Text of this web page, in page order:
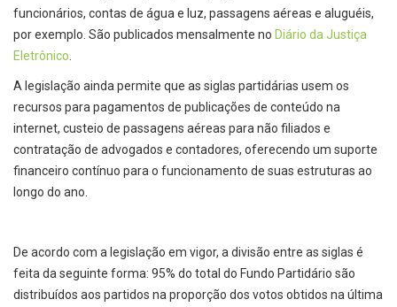
funcionários, contas de água e luz, passagens aéreas e aluguéis,
por exemplo. São publicados mensalmente no Diário da Justiça
Eletrônico
A legislação ainda permite que as siglas partidárias usem os
recursos para pagamentos de publicações de conteúdo na
internet, custeio de passagens aéreas para não filiados e
contratação de advogados e contadores, oferecendo um suporte
financeiro contínuo para o funcionamento de suas estruturas ao
longo do ano.
De acordo com a legislação em vigor, a divisão entre as siglas é
feita da seguinte forma: 95% do total do Fundo Partidário são
distribuídos aos partidos na proporção dos votos obtidos na última